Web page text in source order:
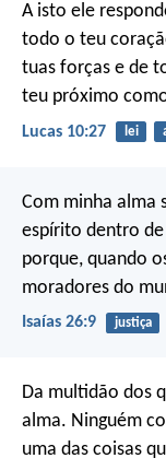
A isto ele
todo o teu
tuas forças e de
teu próximo
Lucas 10:27 lei
Com minha alma
espírito dentro
porque, quando
moradores do
Isaías 26:9 justiça
Da multidão dos
alma. Ninguém
uma das coisas